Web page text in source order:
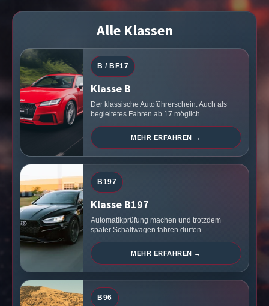
Alle Klassen
B / BF17
Klasse B
Der klassische Autoführerschein. Auch als
begleitetes Fahren ab 17 möglich.
MEHR ERFAHREN →
B197
Klasse B197
Automatikprüfung machen und trotzdem
später Schaltwagen fahren dürfen.
MEHR ERFAHREN →
B96